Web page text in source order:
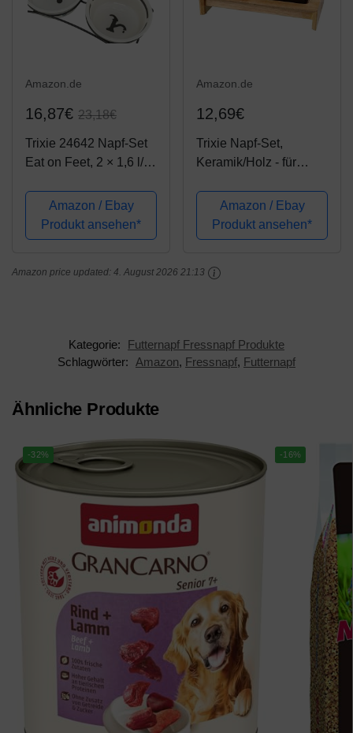
Amazon.de
16,87€ 23,18€
Trixie 24642 Napf-Set
Eat on Feet, 2 × 1,6 l/
Amazon / Ebay
Produkt ansehen*
Amazon.de
12,69€
Trixie Napf-Set,
Keramik/Holz - für
28x5x15 cm, schwarz
Amazon / Ebay
Produkt ansehen*
Amazon price updated: 4. August 2026 21:13
Kategorie:
Futternapf Fressnapf Produkte
Schlagwörter:
Amazon, Fressnapf, Futternapf
Ähnliche Produkte
-32% -16%